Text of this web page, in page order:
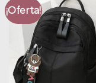
¡Oferta!